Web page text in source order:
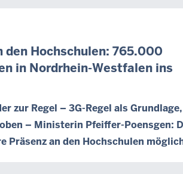
den Hochschulen: 765.000
in Nordrhein-Westfalen ins
zur Regel – 3G-Regel als Grundlage,
– Ministerin Pfeiffer-Poensgen:
Präsenz an den Hochschulen